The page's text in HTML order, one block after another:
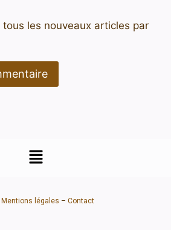
les nouveaux articles par
Mentions légales – Contact